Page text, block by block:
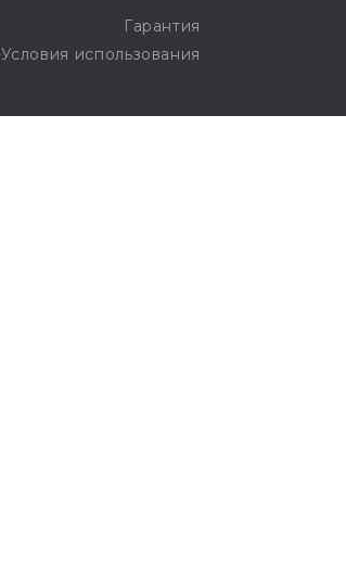
Гарантия
Условия использования